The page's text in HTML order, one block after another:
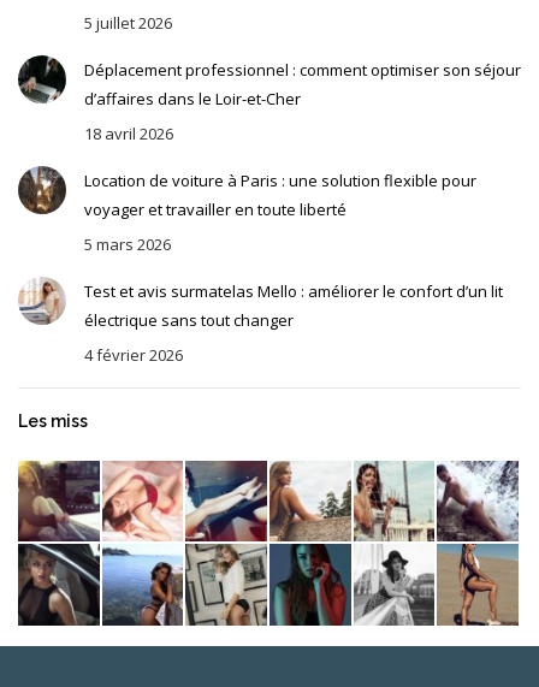
5 juillet 2026
Déplacement professionnel : comment optimiser son séjour
d’affaires dans le Loir-et-Cher
18 avril 2026
Location de voiture à Paris : une solution flexible pour
voyager et travailler en toute liberté
5 mars 2026
Test et avis surmatelas Mello : améliorer le confort d’un lit
électrique sans tout changer
4 février 2026
Les miss